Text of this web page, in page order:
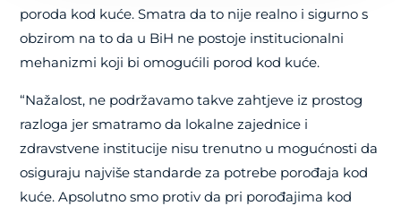
poroda kod kuće. Smatra da to nije realno i sigurno s
obzirom na to da u BiH ne postoje institucionalni
mehanizmi koji bi omogućili porod kod kuće.
“Nažalost, ne podržavamo takve zahtjeve iz prostog
razloga jer smatramo da lokalne zajednice i
zdravstvene institucije nisu trenutno u mogućnosti da
osiguraju najviše standarde za potrebe porođaja kod
kuće. Apsolutno smo protiv da pri porođajima kod